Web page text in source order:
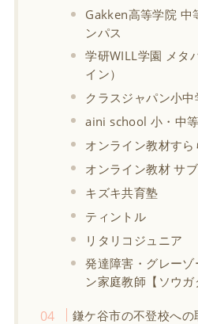
Gakken高等学院 中
ンパス
学研WILL学園 メタ
イン）
クラスジャパン小中
aini school 小・中
オンライン教材すら
オンライン教材 サ
キズキ共育塾
ティントル
リタリコジュニア
発達障害・グレー
ン家庭教師【ソウガ
鎌ケ谷市の不登校への